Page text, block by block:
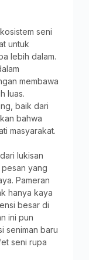
seni
untuk
lebih dalam.
membawa
luas.
baik dari
bahwa
masyarakat.
lukisan
yang
Pameran
hanya kaya
besar di
ini pun
seniman baru
seni rupa